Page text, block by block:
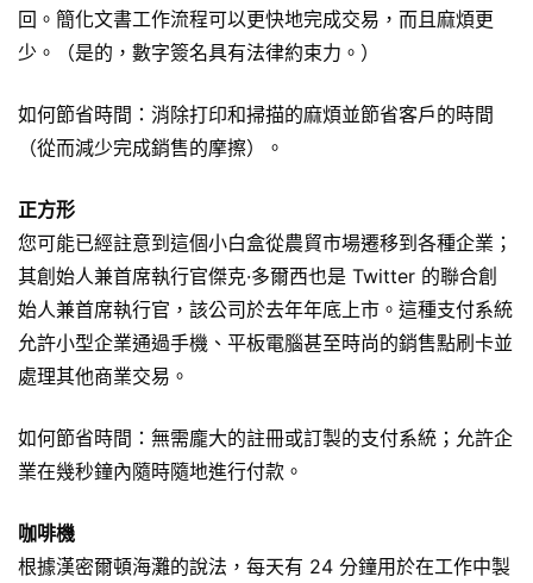
回。簡化文書工作流程可以更快地完成交易，而且麻煩更
少。（是的，數字簽名具有法律約束力。）
如何節省時間：消除打印和掃描的麻煩並節省客戶的時間
（從而減少完成銷售的摩擦）。
正方形
您可能已經註意到這個小白盒從農貿市場遷移到各種企業；
其創始人兼首席執行官傑克·多爾西也是 Twitter 的聯合創
始人兼首席執行官，該公司於去年年底上市。這種支付系統
允許小型企業通過手機、平板電腦甚至時尚的銷售點刷卡並
處理其他商業交易。
如何節省時間：無需龐大的註冊或訂製的支付系統；允許企
業在幾秒鐘內隨時隨地進行付款。
咖啡機
根據漢密爾頓海灘的說法，每天有 24 分鐘用於在工作中製